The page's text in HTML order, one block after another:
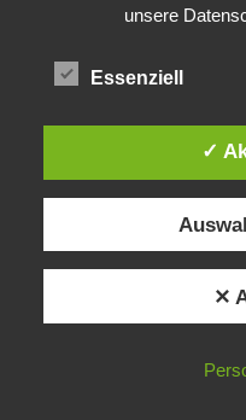
unsere
Essenziell
✓
✕